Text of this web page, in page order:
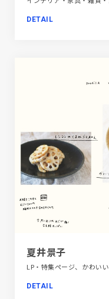
DETAIL
夏井景子
DETAIL